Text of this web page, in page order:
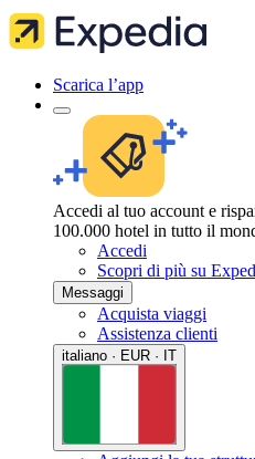
Scarica l’app
Accedi al tuo account e
100.000 hotel in tutto il
Accedi
Scopri di più su
Messaggi
Acquista viaggi
Assistenza clienti
italiano · EUR · IT